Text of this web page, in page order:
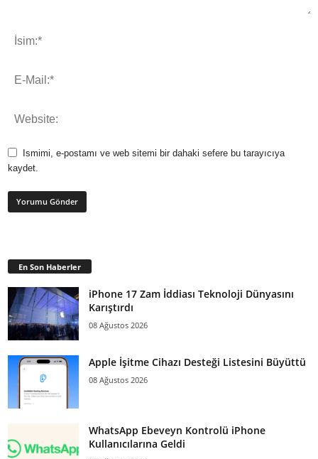
Ismimi, e-postamı ve web sitemi bir dahaki sefere bu tarayıcıya
kaydet.
En Son Haberler
iPhone 17 Zam İddiası Teknoloji Dünyasını
Karıştırdı
08 Ağustos 2026
Apple İşitme Cihazı Desteği Listesini Büyüttü
08 Ağustos 2026
WhatsApp Ebeveyn Kontrolü iPhone
Kullanıcılarına Geldi